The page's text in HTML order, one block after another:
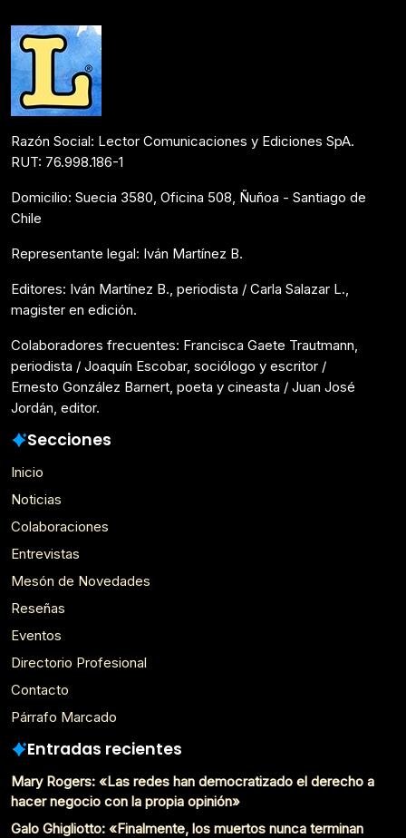
Razón Social: Lector Comunicaciones y Ediciones SpA.
RUT: 76.998.186-1
Domicilio: Suecia 3580, Oficina 508, Ñuñoa - Santiago de
Chile
Representante legal: Iván Martínez B.
Editores: Iván Martínez B., periodista / Carla Salazar L.,
magister en edición.
Colaboradores frecuentes: Francisca Gaete Trautmann,
periodista / Joaquín Escobar, sociólogo y escritor /
Ernesto González Barnert, poeta y cineasta / Juan José
Jordán, editor.
Secciones
Inicio
Noticias
Colaboraciones
Entrevistas
Mesón de Novedades
Reseñas
Eventos
Directorio Profesional
Contacto
Párrafo Marcado
Entradas recientes
Mary Rogers: «Las redes han democratizado el derecho a
hacer negocio con la propia opinión»
Galo Ghigliotto: «Finalmente, los muertos nunca terminan